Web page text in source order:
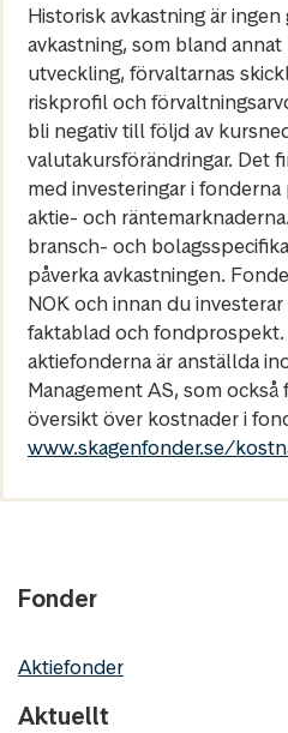
Historisk avkastning är
avkastning, som bland
utveckling, förvaltarnas
riskprofil och
bli negativ till följd av
valutakursförändringar. Det
med investeringar i
aktie- och
bransch- och
påverka avkastningen.
NOK och innan du
faktablad och
aktiefonderna är anställda
Management AS, som
översikt över kostnader i
www.skagenfonder.se/
Fonder
Aktiefonder
Aktuellt